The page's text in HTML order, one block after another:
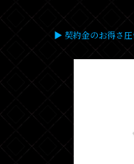
▶ 契約金のお得さ